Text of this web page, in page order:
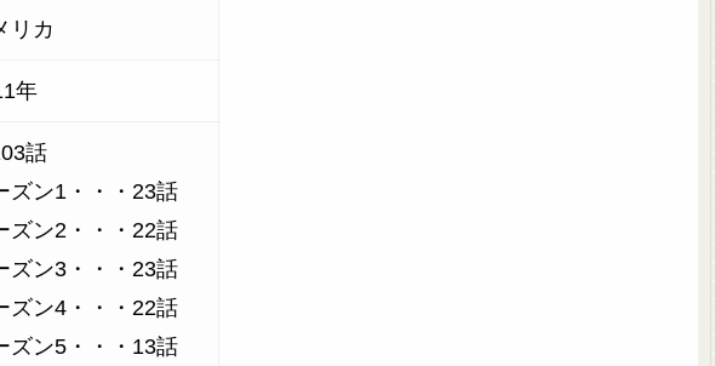
メリカ
年
話
ズン1・・・23話
ズン2・・・22話
ズン3・・・23話
ズン4・・・22話
ズン5・・・13話